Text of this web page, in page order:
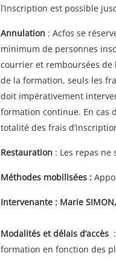
l’inscription est possible
Annulation : Acfos se
minimum de personnes
courrier et remboursées de
de la formation, seuls les
doit impérativement
formation continue. En cas
totalité des frais
Restauration : Les repas
Méthodes mobilisées :
Intervenante : Marie SIMON,
Modalités et délais d’accès
formation en fonction des